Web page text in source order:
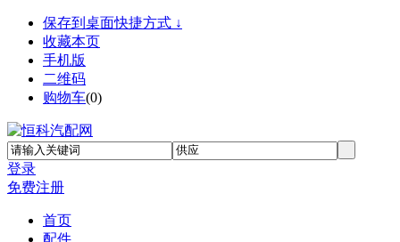
保存到桌面快捷方式 ↓
收藏本页
手机版
二维码
购物车(0)
登录
免费注册
首页
配件